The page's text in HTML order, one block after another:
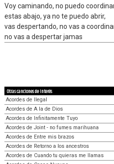
Voy caminando, no puedo
estas abajo, ya no te puedo abrir,
vas despertando, no vas a
no vas a despertar jamas
Otras canciones de interés
Acordes de Ilegal
Acordes de A la de Dios
Acordes de Infinitamente Tuyo
Acordes de Joint - no fumes marihuana
Acordes de Entre mis brazos
Acordes de Retorno a los ancestros
Acordes de Cuando tu quieras me llamas